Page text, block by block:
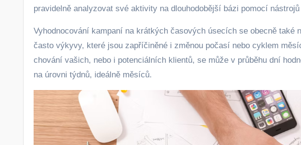
pravidelně analyzovat své aktivity na dlouhodobější bázi pomocí
Vyhodnocování kampaní na krátkých časových úsecích se obecně také
často výkyvy, které jsou zapříčiněné i změnou počasí nebo cyklem
chování vašich, nebo i potenciálních klientů, se může v průběhu dní
na úrovni týdnů, ideálně měsíců.